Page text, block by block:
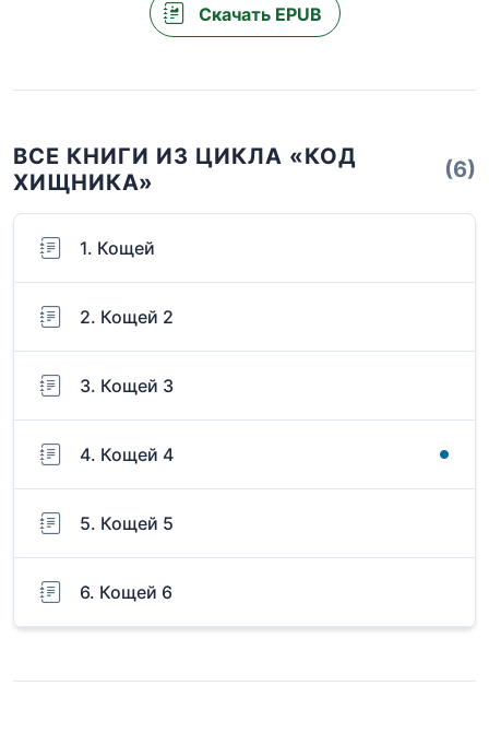
Скачать EPUB
ВСЕ КНИГИ ИЗ ЦИКЛА «КОД
ХИЩНИКА»
(6)
1. Кощей
2. Кощей 2
3. Кощей 3
4. Кощей 4
5. Кощей 5
6. Кощей 6